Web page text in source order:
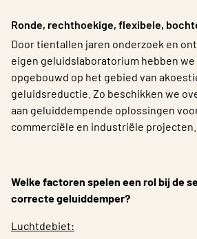
Choose languge
Belgium - Dutch
Ronde, rechthoekige, flexibele,
Door tientallen jaren onderzoek en
eigen geluidslaboratorium hebben
opgebouwd op het gebied van
geluidsreductie. Zo beschikken we
aan geluiddempende oplossingen
commerciële en industriële projecten.
Welke factoren spelen een rol bij de
correcte geluiddemper?
Luchtdebiet: